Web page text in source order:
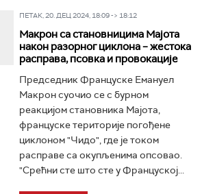
ПЕТАК, 20. ДЕЦ 2024, 18:09 -> 18:12
Макрон са становницима Мајота
након разорног циклона – жестока
расправа, псовка и провокације
Председник Француске Емануел
Макрон суочио се с бурном
реакцијом становника Мајота,
француске територије погођене
циклоном "Чидо", где је током
расправе са окупљенима опсовао.
"Срећни сте што сте у Француској...